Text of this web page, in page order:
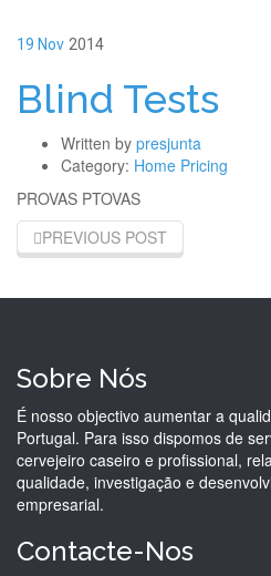
19 Nov 2014
Blind Tests
Written by presjunta
Category: Home Pricing
PROVAS PTOVAS
PREVIOUS POST
Sobre Nós
É nosso objectivo aumentar a
Portugal. Para isso dispomos de
cervejeiro caseiro e profissional,
qualidade, investigação e
empresarial.
Contacte-Nos